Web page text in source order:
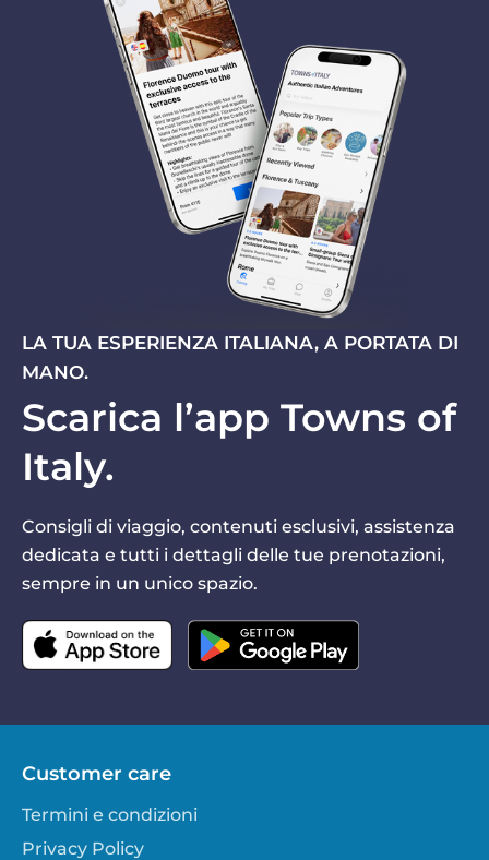
LA TUA ESPERIENZA ITALIANA, A PORTATA DI
MANO.
Scarica l’app Towns of
Italy.
Consigli di viaggio, contenuti esclusivi, assistenza
dedicata e tutti i dettagli delle tue prenotazioni,
sempre in un unico spazio.
Customer care
Termini e condizioni
Privacy Policy